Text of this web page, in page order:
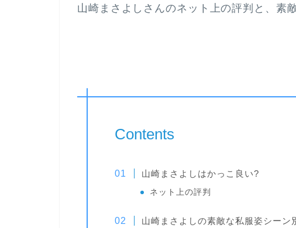
山崎まさよしさんのネット上の評判と、素
Contents
山崎まさよしはかっこ良い?
ネット上の評判
山崎まさよしの素敵な私服姿シーン